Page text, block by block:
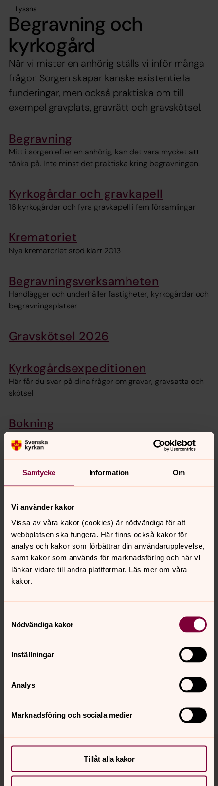
Samtycke Information Om
Vi använder kakor
Vissa av våra kakor (cookies) är nödvändiga för att
webbplatsen ska fungera. Här finns också kakor för
analys och kakor som förbättrar din användarupplevelse,
samt kakor som används för marknadsföring och när vi
länkar vidare till andra plattformar. Läs mer om våra
kakor.
Nödvändiga kakor
Inställningar
Analys
Marknadsföring och sociala medier
Tillåt alla kakor
Lyssna
Begravning och
kyrkogård
När vi mister en anhörig ställs vi inför många
frågor. Sorgen skapar kanske existentiella
funderingar, men också praktiska om till
exempel gravplats, gravrätt och gravskötsel.
Begravning
Mitt i sorgen efter en anhörig, kan det vara mycket att
tänka på. Inte minst det praktiska kring begravningen.
Kyrkogårdar och gravkapell
16 kyrkogårdar och fyra gravkapell i fem församlingar
Krematoriet
Nya krematoriet stod klart 2013
Begravningsverksamheten
Handlägger och underhåller fastigheter, kyrkogårdar och
begravningsplatser
Gravskötsel 2026
Kyrkogårdsexpeditionen
Här får du svar på dina frågor om gravar, gravsatta och
skötsel
Bokning
Här kan du boka samkväm eller hyra våra lokaler
Hitta gravplatsen
Sök gravar och gravplatser på webben
Skriften Om begravning
Om begravning är en skrift som beskriver hur
begravningar går till. Den finns på flera olika språk och
innehåller information om bland annat gravplatser,
ceremonier och aktuell lagstiftning.
innehåll?
Dela
Tillbaka till toppen
Tillbaka till innehållet